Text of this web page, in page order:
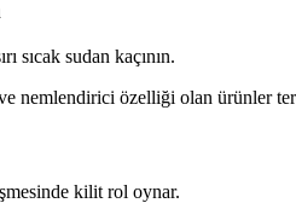
sıcak sudan kaçının.
nemlendirici özelliği olan ürünler
kilit rol oynar.